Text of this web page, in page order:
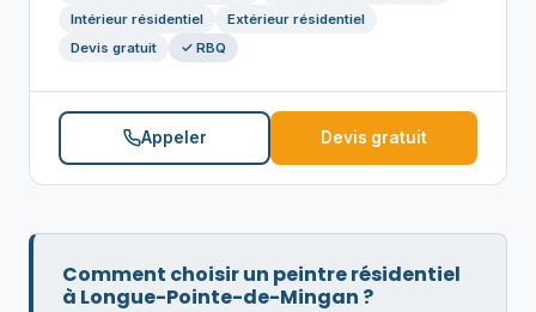
Intérieur résidentiel
Extérieur résidentiel
Devis gratuit
✓ RBQ
Appeler Devis gratuit
Comment choisir un peintre résidentiel
à Longue-Pointe-de-Mingan ?